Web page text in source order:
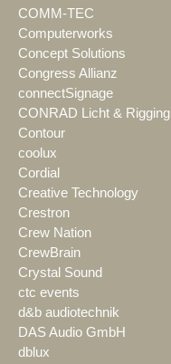
COMM-TEC
Computerworks
Concept Solutions
Congress Allianz
connectSignage
CONRAD Licht & Rigging
Contour
coolux
Cordial
Creative Technology
Crestron
Crew Nation
CrewBrain
Crystal Sound
ctc events
d&b audiotechnik
DAS Audio GmbH
dblux